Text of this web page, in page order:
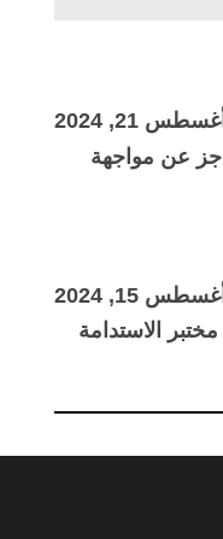
21, 2024
عن مواجهة
15, 2024
الاستدامة